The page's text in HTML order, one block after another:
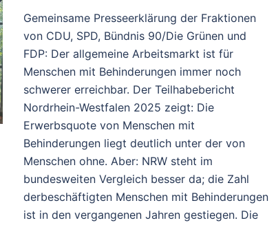
Gemeinsame Presseerklärung der Fraktionen
von CDU, SPD, Bündnis 90/Die Grünen und
FDP: Der allgemeine Arbeitsmarkt ist für
Menschen mit Behinderungen immer noch
schwerer erreichbar. Der Teilhabebericht
Nordrhein-Westfalen 2025 zeigt: Die
Erwerbsquote von Menschen mit
Behinderungen liegt deutlich unter der von
Menschen ohne. Aber: NRW steht im
bundesweiten Vergleich besser da; die Zahl
derbeschäftigten Menschen mit Behinderungen
ist in den vergangenen Jahren gestiegen. Die